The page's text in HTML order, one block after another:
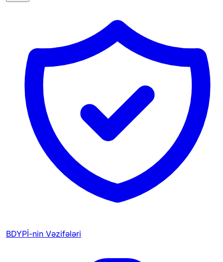
BDYPİ-nin Vəzifələri